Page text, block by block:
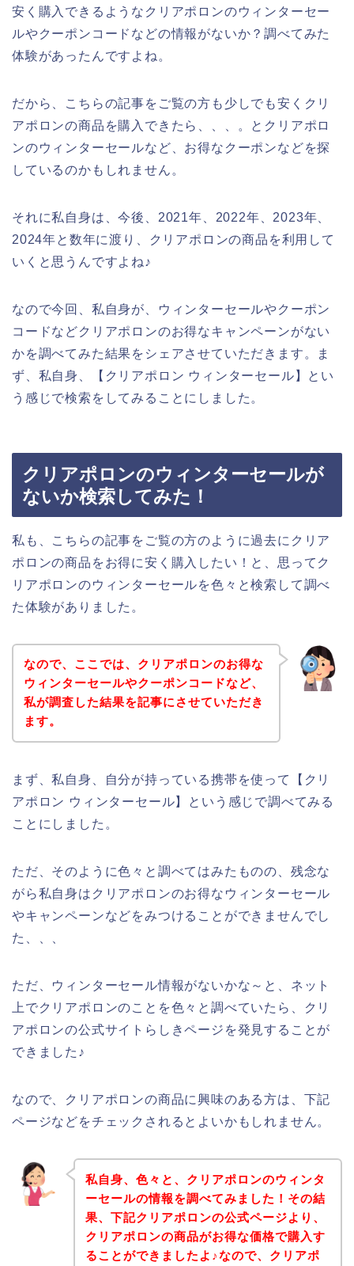
安く購入できるようなクリアポロンのウィンターセー
ルやクーポンコードなどの情報がないか？調べてみた
体験があったんですよね。
だから、こちらの記事をご覧の方も少しでも安くクリ
アポロンの商品を購入できたら、、、。とクリアポロ
ンのウィンターセールなど、お得なクーポンなどを探
しているのかもしれません。
それに私自身は、今後、2021年、2022年、2023年、
2024年と数年に渡り、クリアポロンの商品を利用して
いくと思うんですよね♪
なので今回、私自身が、ウィンターセールやクーポン
コードなどクリアポロンのお得なキャンペーンがない
かを調べてみた結果をシェアさせていただきます。ま
ず、私自身、【クリアポロン ウィンターセール】とい
う感じで検索をしてみることにしました。
クリアポロンのウィンターセールが
ないか検索してみた！
私も、こちらの記事をご覧の方のように過去にクリア
ポロンの商品をお得に安く購入したい！と、思ってク
リアポロンのウィンターセールを色々と検索して調べ
た体験がありました。
なので、ここでは、クリアポロンのお得な
ウィンターセールやクーポンコードなど、
私が調査した結果を記事にさせていただき
ます。
まず、私自身、自分が持っている携帯を使って【クリ
アポロン ウィンターセール】という感じで調べてみる
ことにしました。
ただ、そのように色々と調べてはみたものの、残念な
がら私自身はクリアポロンのお得なウィンターセール
やキャンペーンなどをみつけることができませんでし
た、、、
ただ、ウィンターセール情報がないかな～と、ネット
上でクリアポロンのことを色々と調べていたら、クリ
アポロンの公式サイトらしきページを発見することが
できました♪
なので、クリアポロンの商品に興味のある方は、下記
ページなどをチェックされるとよいかもしれません。
私自身、色々と、クリアポロンのウィンタ
ーセールの情報を調べてみました！その結
果、下記クリアポロンの公式ページより、
クリアポロンの商品がお得な価格で購入す
ることができましたよ♪なので、クリアポ